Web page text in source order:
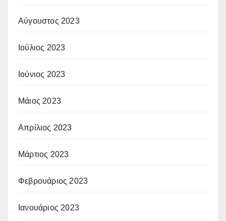
Αύγουστος 2023
Ιούλιος 2023
Ιούνιος 2023
Μάιος 2023
Απρίλιος 2023
Μάρτιος 2023
Φεβρουάριος 2023
Ιανουάριος 2023